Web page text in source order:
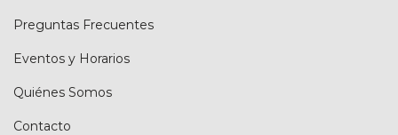
Preguntas Frecuentes
Eventos y Horarios
Quiénes Somos
Contacto